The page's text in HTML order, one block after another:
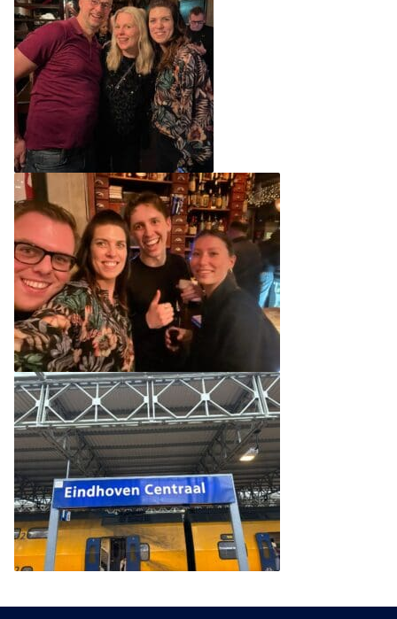
Am Samstag bestellt
Kundenbewertung